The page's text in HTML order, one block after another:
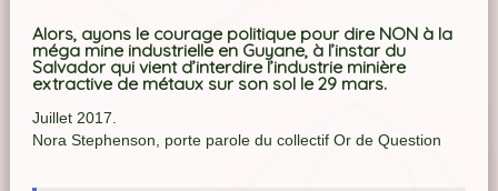
Alors, ayons le courage politique pour dire NON à la
méga mine industrielle en Guyane, à l’instar du
Salvador qui vient d’interdire l’industrie minière
extractive de métaux sur son sol le 29 mars.
Juillet 2017.
Nora Stephenson, porte parole du collectif Or de Question